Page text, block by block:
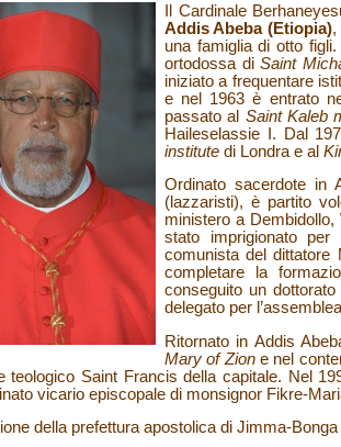
Il Cardinale
Addis Abeba (Etiopia),
una famiglia di otto
ortodossa diSaint
iniziato a frequentare
e nel 1963 è entrato
passato al Saint Kaleb
Haileselassie I. Dal
institute di Londra e al
Ordinato sacerdote in
(lazzaristi), è partito
ministero a Dembidollo,
stato imprigionato
comunista del
completare la
conseguito un
delegato per
Ritornato in Addis
Mary of Zione nel
teologico Saint Francis della capitale. Nel
vicario episcopale di monsignor Fikre-
della prefettura apostolica di Jimma-